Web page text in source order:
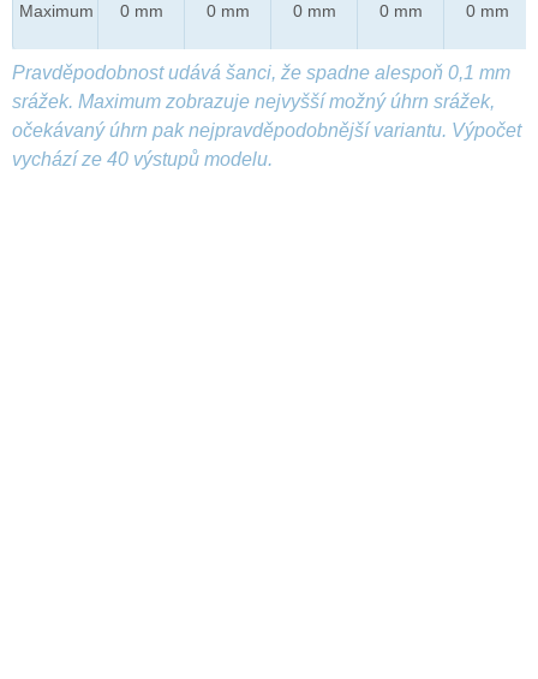
Maximum 0 mm 0 mm 0 mm 0 mm 0 mm
Pravděpodobnost udává šanci, že spadne alespoň 0,1 mm
srážek. Maximum zobrazuje nejvyšší možný úhrn srážek,
očekávaný úhrn pak nejpravděpodobnější variantu. Výpočet
vychází ze 40 výstupů modelu.